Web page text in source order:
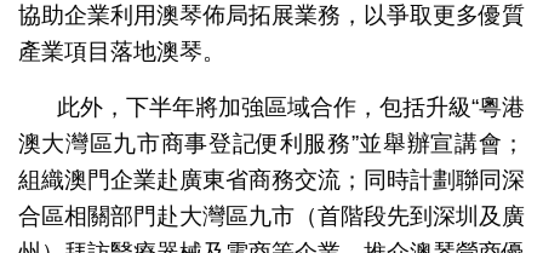
協助企業利用澳琴佈局拓展業務，以爭取更多優質
產業項目落地澳琴。
此外，下半年將加強區域合作，包括升級“粵港
澳大灣區九市商事登記便利服務”並舉辦宣講會；
組織澳門企業赴廣東省商務交流；同時計劃聯同深
合區相關部門赴大灣區九市（首階段先到深圳及廣